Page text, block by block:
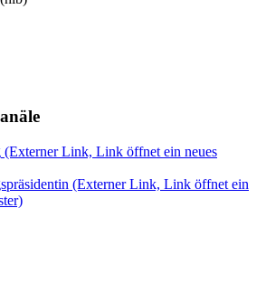
(Externer Link, Link öffnet ein neues
(Externer Link, Link öffnet ein